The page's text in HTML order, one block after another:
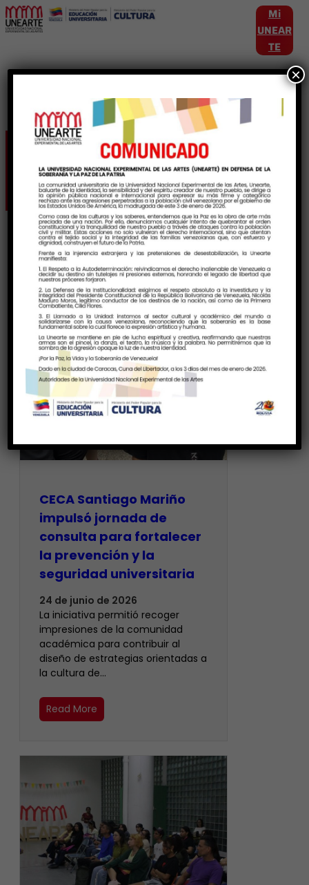
Mi
UNEAR
TE
Etiqueta:Encuntro
CECA Santiago Mariño
impulsó jornada de
consulta para fortalecer
la prevención y la
seguridad universitaria
24 de junio de 2026
La iniciativa permitió recoger
impresiones de la comunidad
académica para contribuir al
diseño de estrategias orientadas a
la cultura de…
Read More
×